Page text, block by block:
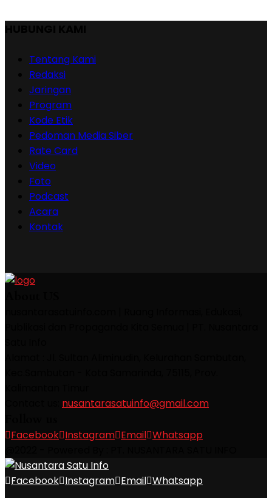
Tentang Kami
Redaksi
Jaringan
Program
Kode Etik
Pedoman Media Siber
Rate Card
Video
Foto
Podcast
Acara
Kontak
nusantarasatuinfo@gmail.com
Facebook Instagram Email Whatsapp
Facebook Instagram Email Whatsapp